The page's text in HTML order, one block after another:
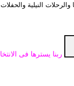
النيلية
ربنا يسترها فى